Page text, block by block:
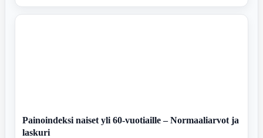
Painoindeksi naiset yli 60-vuotiaille – Normaaliarvot ja
laskuri